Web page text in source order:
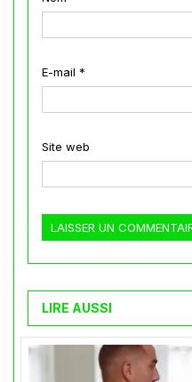
E-mail *
Site web
LIRE AUSSI